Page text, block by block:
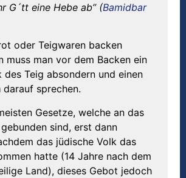
G´tt eine Hebe ab” (Bamidbar
oder Teigwaren backen
muss man vor dem Backen ein
des Teig absondern und einen
darauf sprechen.
Gesetze, welche an das
sind, erst dann
das jüdische Volk das
hatte (14 Jahre nach dem
Land), dieses Gebot jedoch